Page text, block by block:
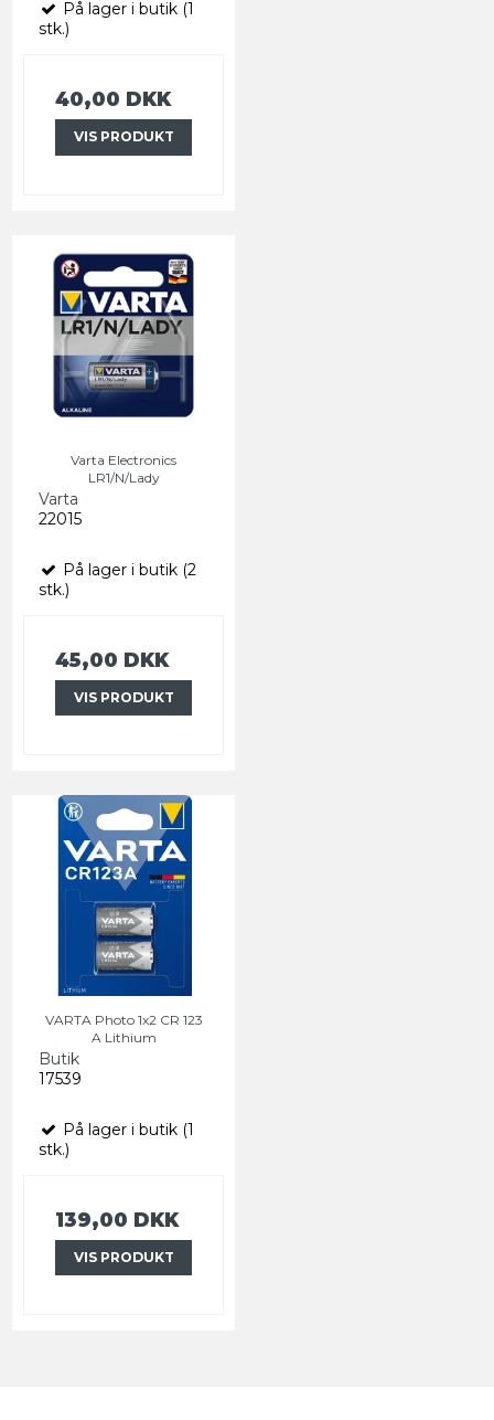
På lager i butik (1
stk.)
40,00 DKK
VIS PRODUKT
Varta Electronics
LR1/N/Lady
Varta
22015
På lager i butik (2
stk.)
45,00 DKK
VIS PRODUKT
VARTA Photo 1x2 CR 123
A Lithium
Butik
17539
På lager i butik (1
stk.)
139,00 DKK
VIS PRODUKT